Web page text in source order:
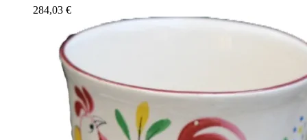
284,03 €